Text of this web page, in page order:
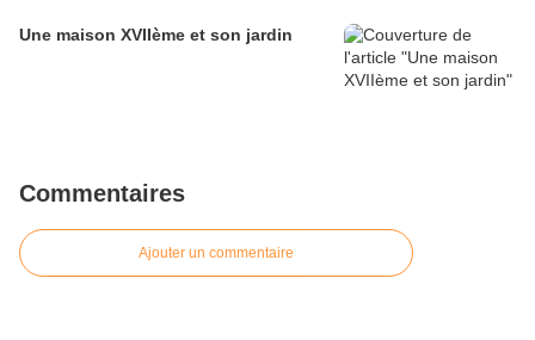
Une maison XVIIème et son jardin
Commentaires
Ajouter un commentaire